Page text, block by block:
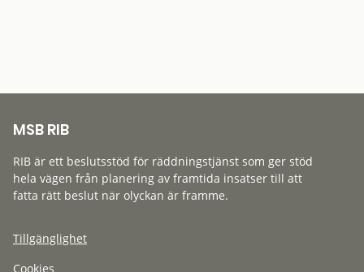
MSB RIB
RIB är ett beslutsstöd för räddningstjänst som ger stöd
hela vägen från planering av framtida insatser till att
fatta rätt beslut när olyckan är framme.
Tillgänglighet
Cookies